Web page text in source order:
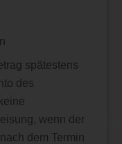
spätestens
des
wenn der
dem Termin